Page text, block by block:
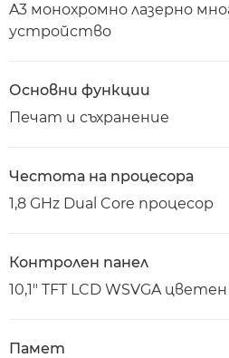
A3 монохромно лазерно
устройство
Основни функции
Печат и съхранение
Честота на процесора
1,8 GHz Dual Core процесор
Контролен панел
10,1" TFT LCD WSVGA
Памет